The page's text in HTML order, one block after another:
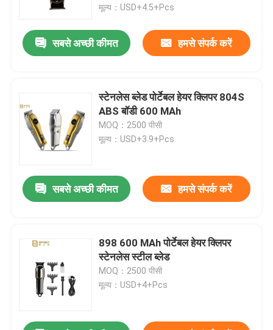
मूल्य：USD+4.5+Pcs
सबसे अच्छी कीमत हमसे संपर्क करें
स्टेनलेस ब्लेड पोर्टेबल हेयर क्लिपर 804S
ABS बॉडी 600 MAh
MOQ：2500 पीसी
मूल्य：USD+3.9+Pcs
सबसे अच्छी कीमत हमसे संपर्क करें
898 600 MAh पोर्टेबल हेयर क्लिपर
स्टेनलेस स्टील ब्लेड
MOQ：2500 पीसी
मूल्य：USD+4+Pcs